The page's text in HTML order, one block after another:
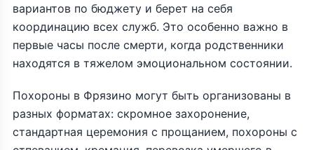
вариантов по бюджету и берет на себя
координацию всех служб. Это особенно важно в
первые часы после смерти, когда родственники
находятся в тяжелом эмоциональном состоянии.
Похороны в Фрязино могут быть организованы в
разных форматах: скромное захоронение,
стандартная церемония с прощанием, похороны с